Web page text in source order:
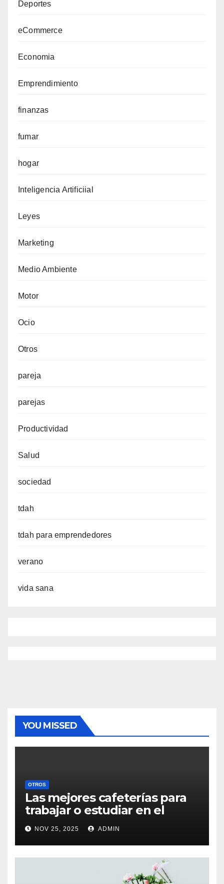
Deportes
eCommerce
Economia
Emprendimiento
finanzas
fumar
hogar
Inteligencia Artificiial
Leyes
Marketing
Medio Ambiente
Motor
Ocio
Otros
pareja
parejas
Productividad
Salud
sociedad
tdah
tdah para emprendedores
verano
vida sana
YOU MISSED
OTROS
Las mejores cafeterías para
trabajar o estudiar en el
centro de Vigo
NOV 25, 2025 ADMIN